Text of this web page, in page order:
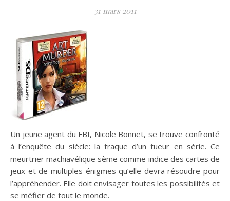
31 mars 2011
Un jeune agent du FBI, Nicole Bonnet, se trouve confronté
à l’enquête du siècle: la traque d’un tueur en série. Ce
meurtrier machiavélique sème comme indice des cartes de
jeux et de multiples énigmes qu’elle devra résoudre pour
l’appréhender. Elle doit envisager toutes les possibilités et
se méfier de tout le monde.